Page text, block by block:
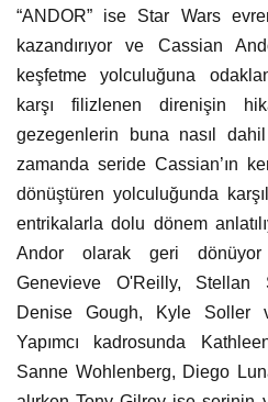
“ANDOR” ise Star Wars
kazandırıyor ve Cassian
keşfetme yolculuğuna
karşı filizlenen direnişin
gezegenlerin buna nasıl
zamanda seride Cassian’ın
dönüştüren yolculuğunda
entrikalarla dolu dönem
Andor olarak geri
Genevieve O'Reilly, Stellan
Denise Gough, Kyle Soller
Yapımcı kadrosunda
Sanne Wohlenberg, Diego